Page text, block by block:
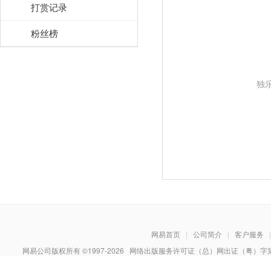
打赏记录
粉丝榜
独
网易首页 | 公司简介 | 客户服务
|
网易公司版权所有 ©1997-2026 网络出版服务许可证（总）网出证（粤）